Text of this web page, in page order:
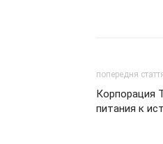
попередня
Корпорация
питания к